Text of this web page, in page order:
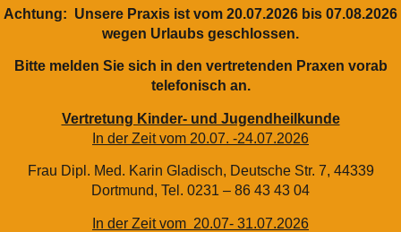
Achtung: Unsere Praxis ist vom 20.07.2026 bis 07.08.2026
wegen Urlaubs geschlossen.
Bitte melden Sie sich in den vertretenden Praxen vorab
telefonisch an.
Vertretung Kinder- und Jugendheilkunde
In der Zeit vom 20.07. -24.07.2026
Frau Dipl. Med. Karin Gladisch, Deutsche Str. 7, 44339
Dortmund, Tel. 0231 – 86 43 43 04
In der Zeit vom 20.07- 31.07.2026